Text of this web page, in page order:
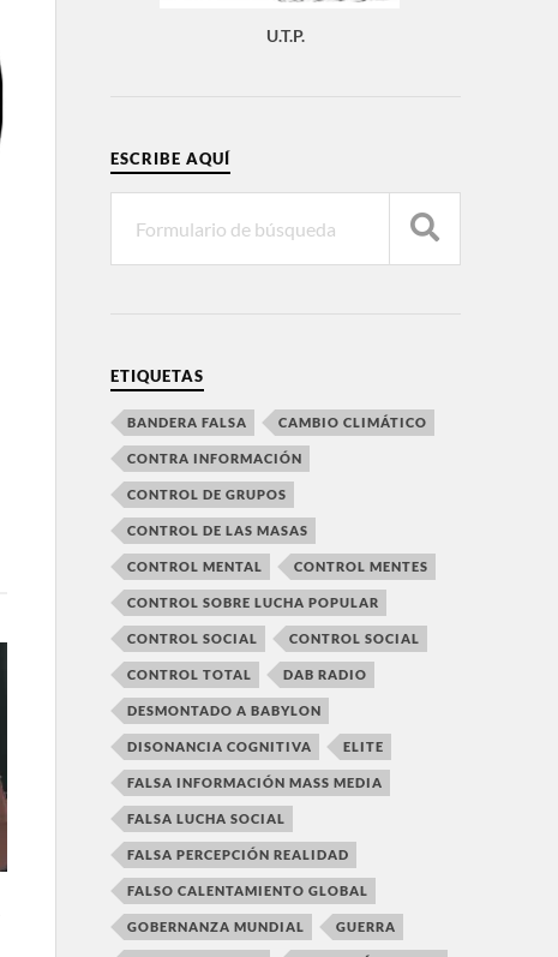
U.T.P.
ESCRIBE AQUÍ
ETIQUETAS
BANDERA FALSA CAMBIO CLIMÁTICO
CONTRA INFORMACIÓN
CONTROL DE GRUPOS
CONTROL DE LAS MASAS
CONTROL MENTAL CONTROL MENTES
CONTROL SOBRE LUCHA POPULAR
CONTROL SOCIAL CONTROL SOCIAL
CONTROL TOTAL DAB RADIO
DESMONTADO A BABYLON
DISONANCIA COGNITIVA ELITE
FALSA INFORMACIÓN MASS MEDIA
FALSA LUCHA SOCIAL
FALSA PERCEPCIÓN REALIDAD
FALSO CALENTAMIENTO GLOBAL
GOBERNANZA MUNDIAL GUERRA